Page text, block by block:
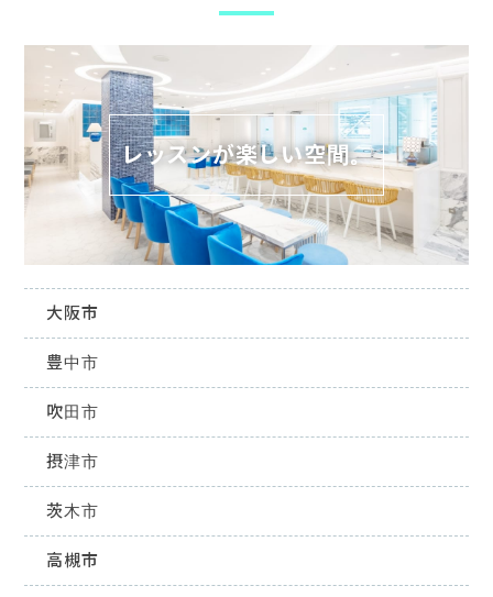
レッスンが楽しい空間。
大阪市
豊中市
吹田市
摂津市
茨木市
高槻市